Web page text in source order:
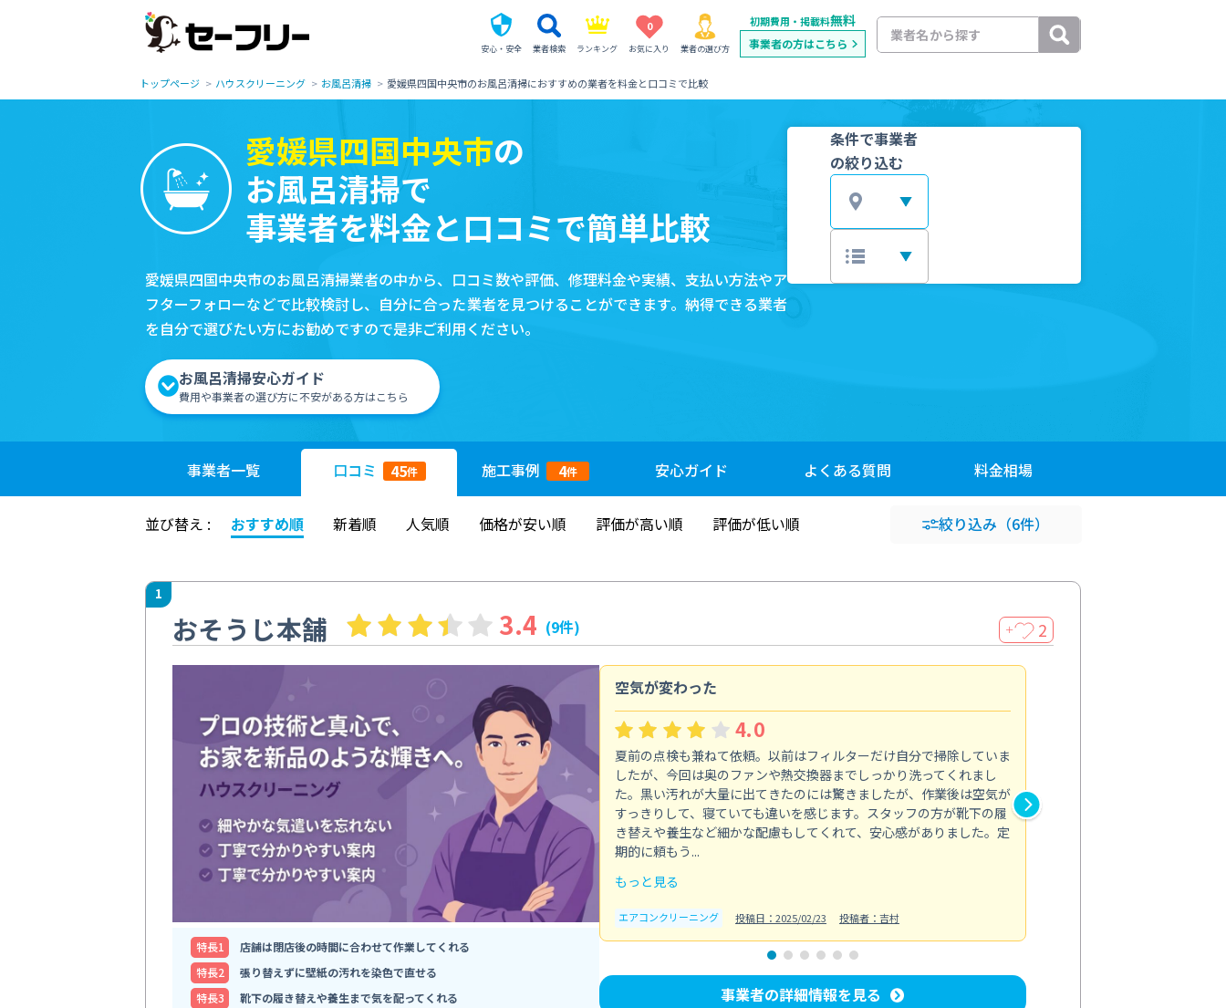
安心・安全 業者検索 ランキング
0
お気に入り 業者の選び方
初期費用・掲載料無料
事業者の方はこちら
トップページ ハウスクリーニング お風呂清掃 愛媛県四国中央市のお風呂清掃におすすめの業者を料金と口コミで比較
愛媛県四国中央市の
お風呂清掃で
事業者を料金と口コミで簡単比較
愛媛県四国中央市のお風呂清掃業者の中から、口コミ数や評価、修理料金や実績、支払い方法やア
フターフォローなどで比較検討し、自分に合った業者を見つけることができます。納得できる業者
を自分で選びたい方にお勧めですので是非ご利用ください。
お風呂清掃安心ガイド
費用や事業者の選び方に不安がある方はこちら
条件で事業者
の絞り込む
事業者一覧 口コミ 45件 施工事例 4件 安心ガイド よくある質問 料金相場
並び替え : おすすめ順 新着順 人気順 価格が安い順 評価が高い順 評価が低い順 絞り込み （6件）
1
おそうじ本舗 3.4 (9件) ＋ 2
特⻑1
店舗は閉店後の時間に合わせて作業してくれる
特⻑2
張り替えずに壁紙の汚れを染色で直せる
特⻑3
靴下の履き替えや養生まで気を配ってくれる
空気が変わった
4.0
夏前の点検も兼ねて依頼。以前はフィルターだけ自分で掃除していま
したが、今回は奥のファンや熱交換器までしっかり洗ってくれまし
た。黒い汚れが大量に出てきたのには驚きましたが、作業後は空気が
すっきりして、寝ていても違いを感じます。スタッフの方が靴下の履
き替えや養生など細かな配慮もしてくれて、安心感がありました。定
期的に頼もう...
もっと見る
エアコンクリーニング 投稿日：2025/02/23 投稿者：吉村
事業者の詳細情報を見る